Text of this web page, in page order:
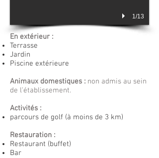
1/13
En extérieur :
Terrasse
Jardin
Piscine extérieure
Animaux domestiques : non admis au sein
de l'établissement.
Activités :
parcours de golf (à moins de 3 km)
Restauration :
Restaurant (buffet)
Bar